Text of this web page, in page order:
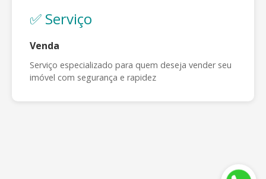
✅ Serviço
Venda
Serviço especializado para quem deseja vender seu
imóvel com segurança e rapidez